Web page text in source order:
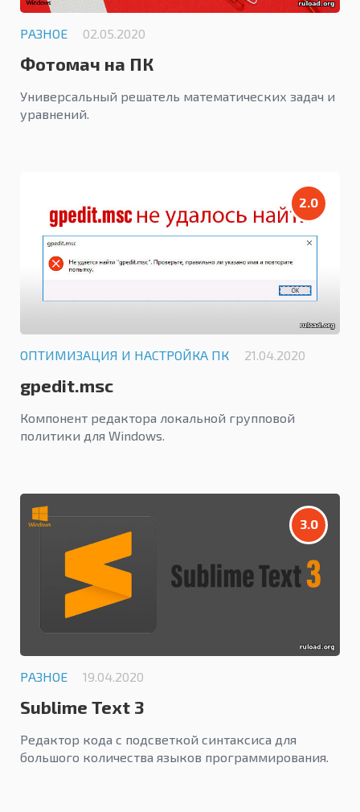
РАЗНОЕ 02.05.2020
Фотомач на ПК
Универсальный решатель математических задач и
уравнений.
2.0
ОПТИМИЗАЦИЯ И НАСТРОЙКА ПК 21.04.2020
gpedit.msc
Компонент редактора локальной групповой
политики для Windows.
3.0
РАЗНОЕ 19.04.2020
Sublime Text 3
Редактор кода с подсветкой синтаксиса для
большого количества языков программирования.